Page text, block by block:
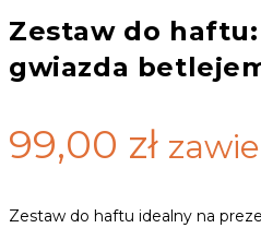
Zestaw do
gwiazda
99,00 zł
Zestaw do haftu idealny na